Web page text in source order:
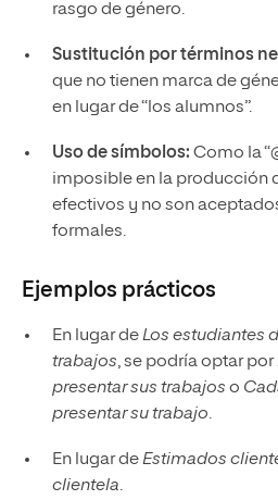
rasgo de género.
Sustitución por términos
que no tienen marca de
en lugar de “los alumnos”.
Uso de símbolos: Como la
imposible en la producción
efectivos y no son
formales.
Ejemplos prácticos
En lugar deLos estudiantes
trabajos, se podría optar por
presentar sus trabajos o
presentar su trabajo.
En lugar deEstimados
clientela.